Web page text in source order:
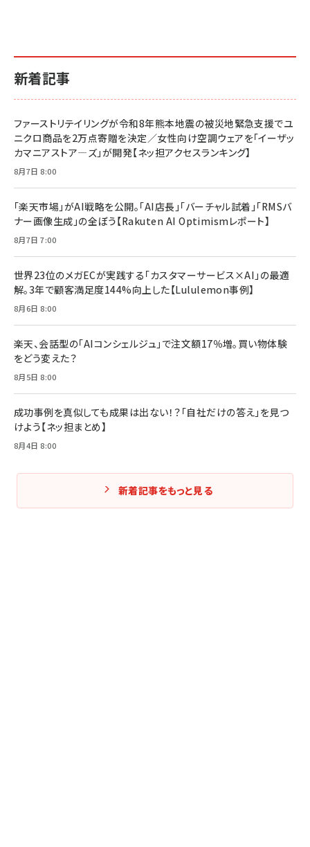
新着記事
ファーストリテイリングが令和8年熊本地震の被災地緊急支援でユ
ニクロ商品を2万点寄贈を決定／女性向け空調ウェアを「イーザッ
カマニアストア―ズ」が開発【ネッ担アクセスランキング】
8月7日 8:00
「楽天市場」がAI戦略を公開。「AI店長」「バーチャル試着」「RMSバ
ナー画像生成」の全ぼう【Rakuten AI Optimismレポート】
8月7日 7:00
世界23位のメガECが実践する「カスタマーサービス×AI」の最適
解。3年で顧客満足度144%向上した【Lululemon事例】
8月6日 8:00
楽天、会話型の「AIコンシェルジュ」で注文額17％増。買い物体験
をどう変えた？
8月5日 8:00
成功事例を真似しても成果は出ない！？「自社だけの答え」を見つ
けよう【ネッ担まとめ】
8月4日 8:00
新着記事をもっと見る